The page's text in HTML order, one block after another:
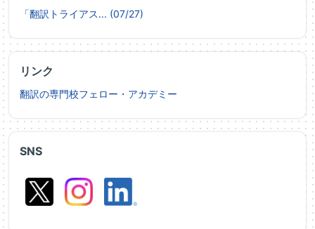
SNS
「翻訳トライアス... (07/27)
リンク
翻訳の専門校フェロー・アカデミー